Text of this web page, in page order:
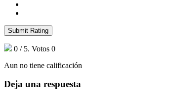
Submit Rating
0 / 5. Votos 0
Aun no tiene calificación
Deja una respuesta